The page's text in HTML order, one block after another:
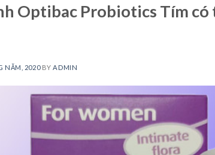
Optibac Probiotics Tím có
NĂM, 2020BY ADMIN